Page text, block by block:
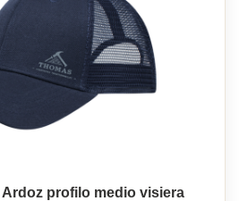
profilo medio visiera